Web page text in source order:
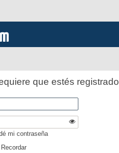
que estés
mi contraseña
Recordar